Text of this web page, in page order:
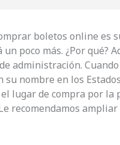
boletos online es
poco más. ¿Por qué?
administración.
nombre en los
lugar de compra por
recomendamos